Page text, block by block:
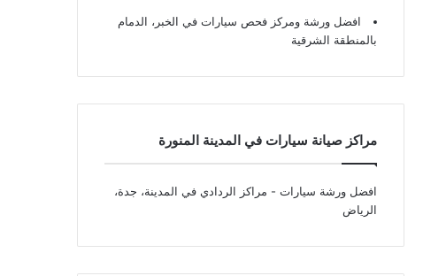
افضل ورشة ومركز فحص سيارات في الخبر، الدمام
بالمنطقة الشرقية
مراكز صيانة سيارات في المدينة المنورة
افضل ورشة سيارات - مراكز الردادي في المدينة، جدة،
الرياض